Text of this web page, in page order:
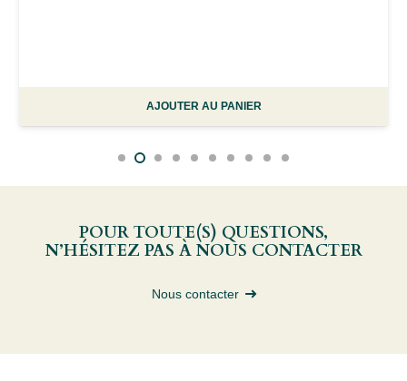
AJOUTER AU PANIER
POUR TOUTE(S) QUESTIONS,
N’HÉSITEZ PAS À NOUS CONTACTER
Nous contacter